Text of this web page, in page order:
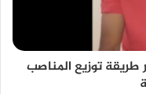
توزيع المناصب